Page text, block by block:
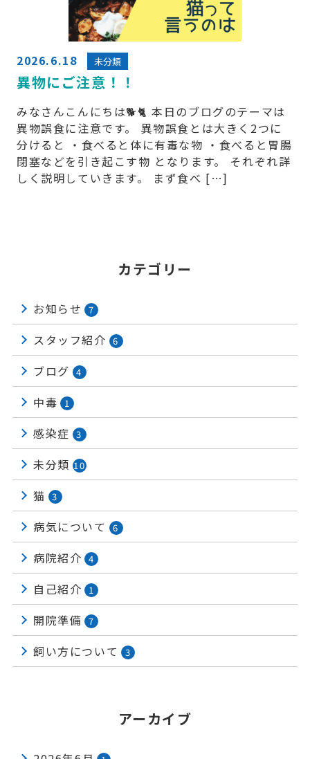
2026.6.18 未分類
異物にご注意！！
みなさんこんにちは🐕🐈 本日のブログのテーマは
異物誤食に注意です。 異物誤食とは大きく2つに
分けると ・食べると体に有毒な物 ・食べると胃腸
閉塞などを引き起こす物 となります。 それぞれ詳
しく説明していきます。 まず食べ […]
カテゴリー
お知らせ 7
スタッフ紹介 6
ブログ 4
中毒 1
感染症 3
未分類 10
猫 3
病気について 6
病院紹介 4
自己紹介 1
開院準備 7
飼い方について 3
アーカイブ